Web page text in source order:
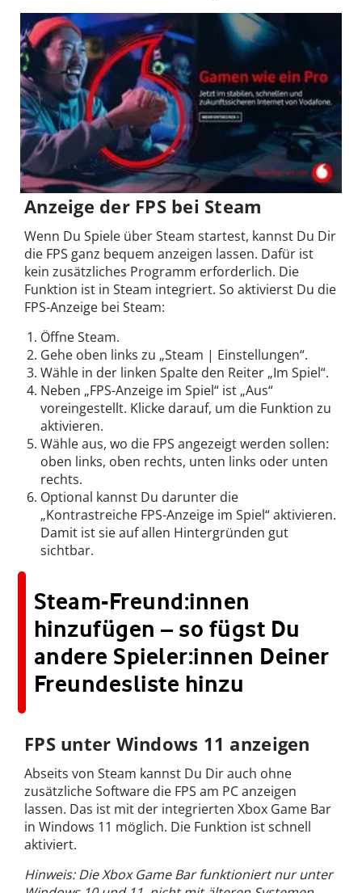
Anzeige der FPS bei Steam
Wenn Du Spiele über Steam startest, kannst Du Dir
die FPS ganz bequem anzeigen lassen. Dafür ist
kein zusätzliches Programm erforderlich. Die
Funktion ist in Steam integriert. So aktivierst Du die
FPS-Anzeige bei Steam:
Öffne Steam.
Gehe oben links zu „Steam | Einstellungen“.
Wähle in der linken Spalte den Reiter „Im Spiel“.
Neben „FPS-Anzeige im Spiel“ ist „Aus“
voreingestellt. Klicke darauf, um die Funktion zu
aktivieren.
Wähle aus, wo die FPS angezeigt werden sollen:
oben links, oben rechts, unten links oder unten
rechts.
Optional kannst Du darunter die
„Kontrastreiche FPS-Anzeige im Spiel“ aktivieren.
Damit ist sie auf allen Hintergründen gut
sichtbar.
Steam-Freund:innen
hinzufügen – so fügst Du
andere Spieler:innen Deiner
Freundesliste hinzu
FPS unter Windows 11 anzeigen
Abseits von Steam kannst Du Dir auch ohne
zusätzliche Software die FPS am PC anzeigen
lassen. Das ist mit der integrierten Xbox Game Bar
in Windows 11 möglich. Die Funktion ist schnell
aktiviert.
Hinweis: Die Xbox Game Bar funktioniert nur unter